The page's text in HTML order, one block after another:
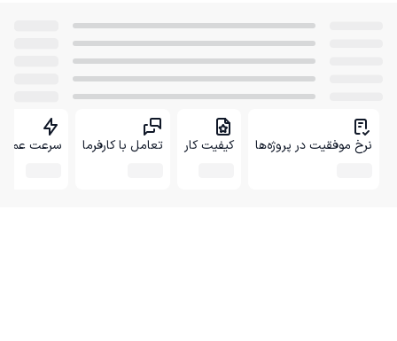
نرخ موفقیت در پروژه‌ها کیفیت کار تعامل با کارفرما سرعت عمل